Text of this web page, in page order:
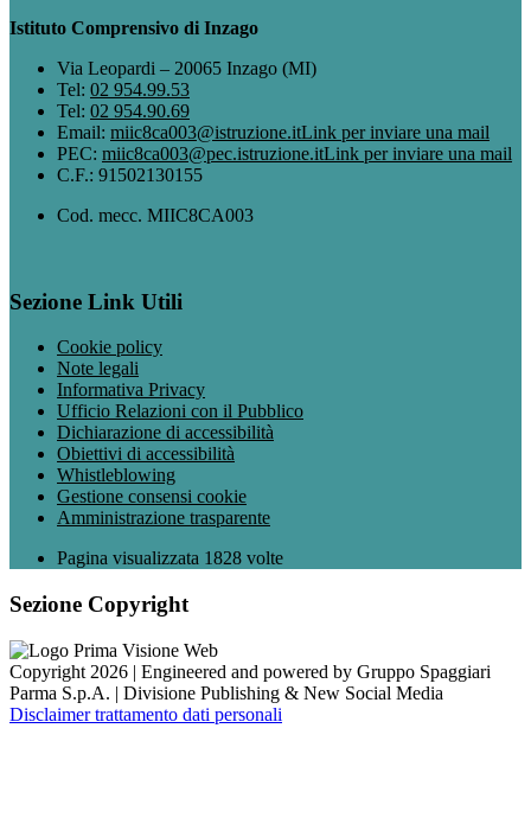
Istituto Comprensivo di Inzago
Via Leopardi – 20065 Inzago (MI)
Tel: 02 954.99.53
Tel: 02 954.90.69
Email: miic8ca003@istruzione.itLink per inviare una mail
PEC: miic8ca003@pec.istruzione.itLink per inviare una mail
C.F.: 91502130155
Cod. mecc. MIIC8CA003
Sezione Link Utili
Cookie policy
Note legali
Informativa Privacy
Ufficio Relazioni con il Pubblico
Dichiarazione di accessibilità
Obiettivi di accessibilità
Whistleblowing
Gestione consensi cookie
Amministrazione trasparente
Pagina visualizzata 1828 volte
Sezione Copyright
Copyright 2026 | Engineered and powered by Gruppo Spaggiari
Parma S.p.A. | Divisione Publishing & New Social Media
Disclaimer trattamento dati personali